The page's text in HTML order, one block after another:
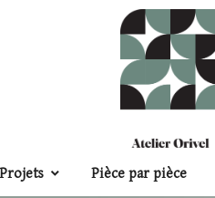
Projets Pièce par pièce